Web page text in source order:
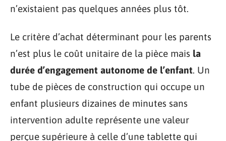
n’existaient pas quelques années plus tôt.
Le critère d’achat déterminant pour les parents
n’est plus le coût unitaire de la pièce mais la
durée d’engagement autonome de l’enfant. Un
tube de pièces de construction qui occupe un
enfant plusieurs dizaines de minutes sans
intervention adulte représente une valeur
perçue supérieure à celle d’une tablette qui